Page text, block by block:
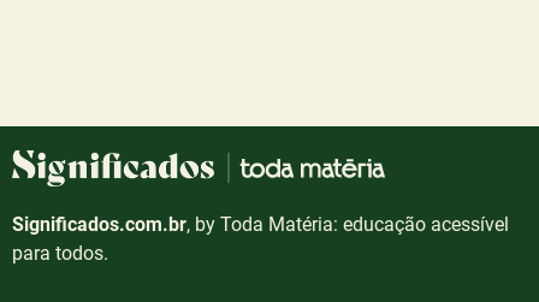
Significados.com.br, by Toda Matéria: educação acessível
para todos.